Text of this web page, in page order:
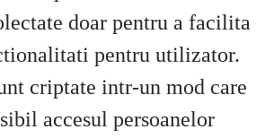
doar pentru a facilita
pentru utilizator.
criptate intr-un mod care
accesul persoanelor